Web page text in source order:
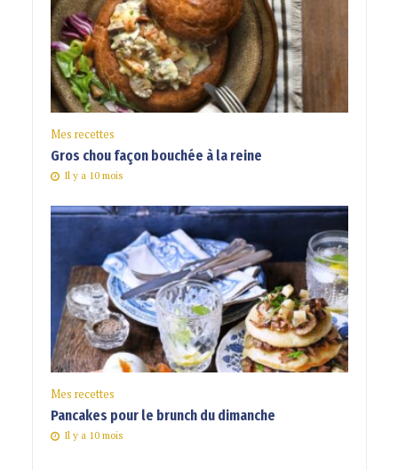
Mes recettes
Gros chou façon bouchée à la reine
Il y a 10 mois
Mes recettes
Pancakes pour le brunch du dimanche
Il y a 10 mois